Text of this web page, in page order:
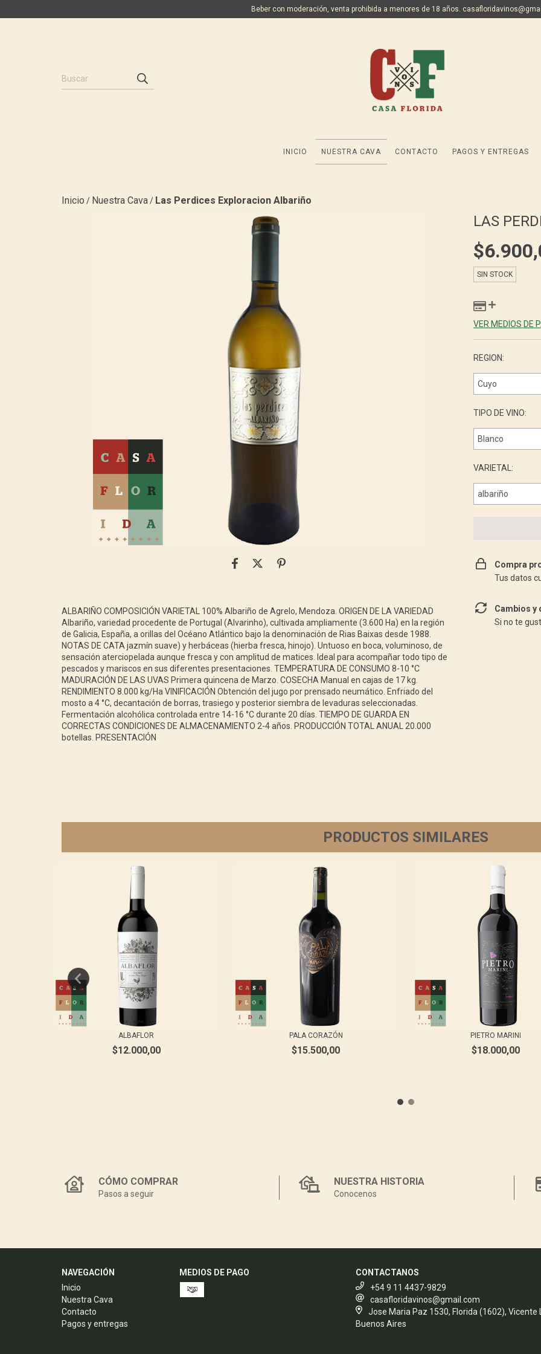
Beber con moderación, venta prohibida a menores de 18 años.
INICIO NUESTRA CAVA CONTACTO PAGOS Y ENTREGAS
Inicio / Nuestra Cava/ Las Perdices Exploracion Albariño
ALBARIÑO COMPOSICIÓN VARIETAL 100% Albariño de Agrelo, Mendoza. ORIGEN DE LA VARIEDAD
Albariño, variedad procedente de Portugal (Alvarinho), cultivada ampliamente (3.600 Ha) en la región
de Galicia, España, a orillas del Océano Atlántico bajo la denominación de Rias Baixas desde 1988.
NOTAS DE CATA jazmín suave) y herbáceas (hierba fresca, hinojo). Untuoso en boca, voluminoso, de
sensación aterciopelada aunque fresca y con amplitud de matices. Ideal para acompañar todo tipo de
pescados y mariscos en sus diferentes presentaciones. TEMPERATURA DE CONSUMO 8-10 °C
MADURACIÓN DE LAS UVAS Primera quincena de Marzo. COSECHA Manual en cajas de 17 kg.
RENDIMIENTO 8.000 kg/Ha VINIFICACIÓN Obtención del jugo por prensado neumático. Enfriado del
mosto a 4 °C, decantación de borras, trasiego y posterior siembra de levaduras seleccionadas.
Fermentación alcohólica controlada entre 14-16 °C durante 20 días. TIEMPO DE GUARDA EN
CORRECTAS CONDICIONES DE ALMACENAMIENTO 2-4 años. PRODUCCIÓN TOTAL ANUAL 20.000
botellas. PRESENTACIÓN
LAS
SIN STOCK
VER MEDIOS DE
REGION:
TIPO DE VINO:
VARIETAL:
Compra
Tus datos
Cambios y
Si no te
PRODUCTOS SIMILARES
ALBAFLOR
$12.000,00
PALA CORAZÓN
$15.500,00
PIETRO MARINI
$18.000,00
CÓMO COMPRAR
Pasos a seguir
NUESTRA HISTORIA
Conocenos
NAVEGACIÓN
Inicio
Nuestra Cava
Contacto
Pagos y entregas
MEDIOS DE PAGO
CONTACTANOS
+54 9 11 4437-9829
casafloridavinos@gmail.com
Jose Maria Paz 1530, Florida (1602), Vicente
Buenos Aires